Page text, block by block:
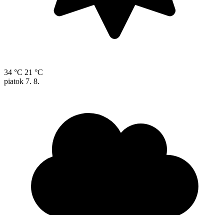
34 °C 21 °C
piatok 7. 8.